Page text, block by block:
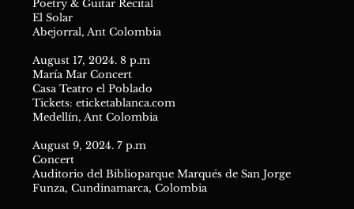
Poetry & Guitar Recital
El Solar
Abejorral, Ant Colombia
August 17, 2024. 8 p.m
María Mar Concert
Casa Teatro el Poblado
Tickets: eticketablanca.com
Medellín, Ant Colombia
August 9, 2024. 7 p.m
Concert
Auditorio del Biblioparque Marqués de San Jorge
Funza, Cundinamarca, Colombia